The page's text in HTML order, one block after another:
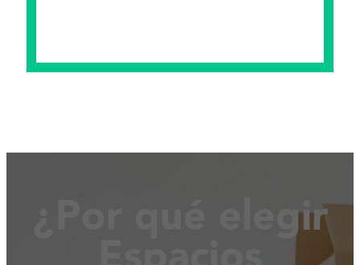
¿Por qué elegir